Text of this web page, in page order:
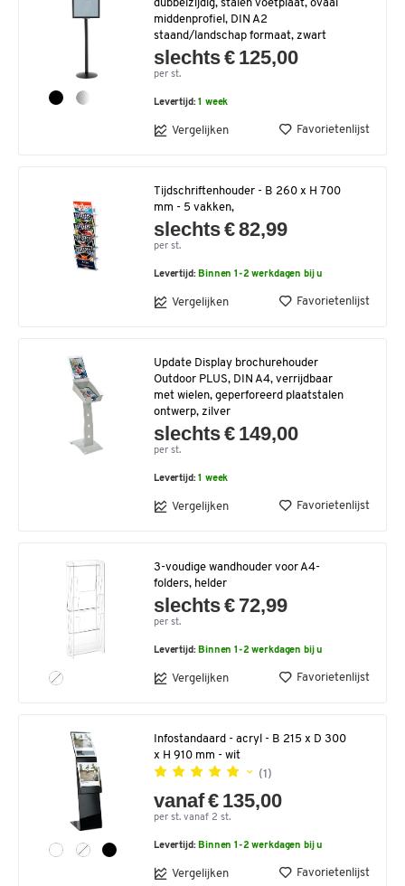
dubbelzijdig, stalen voetplaat, ovaal
middenprofiel, DIN A2
staand/landschap formaat, zwart
slechts € 125,00
per st.
Levertijd:1 week
Vergelijken Favorietenlijst
Tijdschriftenhouder - B 260 x H 700
mm - 5 vakken,
slechts € 82,99
per st.
Levertijd: Binnen 1-2 werkdagen bij u
Vergelijken Favorietenlijst
Update Display brochurehouder
Outdoor PLUS, DIN A4, verrijdbaar
met wielen, geperforeerd plaatstalen
ontwerp, zilver
slechts € 149,00
per st.
Levertijd:1 week
Vergelijken Favorietenlijst
3-voudige wandhouder voor A4-
folders, helder
slechts € 72,99
per st.
Levertijd: Binnen 1-2 werkdagen bij u
Vergelijken Favorietenlijst
Infostandaard - acryl - B 215 x D 300
x H 910 mm - wit
(1)
vanaf € 135,00
per st. vanaf 2 st.
Levertijd: Binnen 1-2 werkdagen bij u
Vergelijken Favorietenlijst